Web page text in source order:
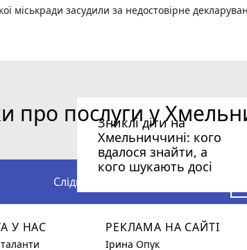
міськради засудили за недостовірне
центр далекобійних дронів анонсував
на новий термін
добу буде без водиЗниклі діти на
Хмельниччині: кого
вдалося знайти, а
кого шукають досі
про послуги у
Слідкуйте за нашими новинами
У НАС РЕКЛАМА НА САЙТІ
Ірина Опук